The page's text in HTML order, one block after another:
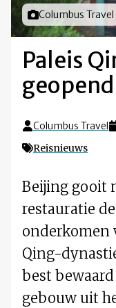
Foto door
Columbus Travel
Paleis
geopend
Columbus Travel
Reisnieuws
Beijing gooit
restauratie
onderkomen
Qing-
best
gebouw uit